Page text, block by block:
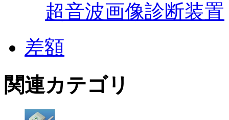
超音波画像診断装置
差額
関連カテゴリ